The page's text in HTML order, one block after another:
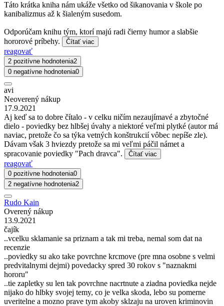
Táto krátka kniha nám ukáže všetko od šikanovania v škole po
kanibalizmus až k šialeným susedom.
Odporúčam knihu tým, ktorí majú radi čierny humor a slabšie
hororové príbehy.
Čítať viac
reagovať
2 pozitívne hodnotenia2
0 negatívne hodnotenia0
avi
Neoverený nákup
17.9.2021
Aj keď sa to dobre čítalo - v celku ničím nezaujímavé a zbytočné
dielo - poviedky bez hlbšej úvahy a niektoré veľmi plytké (autor má
naviac, pretože čo sa týka vetných konštrukcií vôbec nepíše zle).
Dávam však 3 hviezdy pretože sa mi veľmi páčil námet a
spracovanie poviedky "Pach dravca".
Čítať viac
reagovať
0 pozitívne hodnotenia0
2 negatívne hodnotenia2
Rudo Kain
Overený nákup
13.9.2021
čajík
..vcelku sklamanie sa priznam a tak mi treba, nemal som dat na
recenzie
..poviedky su ako take povrchne krcmove (pre mna osobne s velmi
predvitalnymi dejmi) povedacky spred 30 rokov s "naznakmi
hororu"
..tie zapletky su len tak povrchne nacrtnute a ziadna poviedka nejde
nijako do hlbky svojej temy, co je velka skoda, lebo su pomerne
uveritelne a mozno prave tym akoby sklzaju na uroven kriminovin